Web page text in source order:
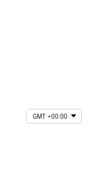
GMT +00:00